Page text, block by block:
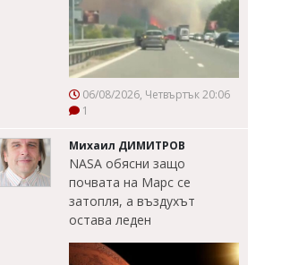
06/08/2026, Четвъртък 20:06
1
Михаил ДИМИТРОВ
NASA обясни защо
почвата на Марс се
затопля, а въздухът
остава леден